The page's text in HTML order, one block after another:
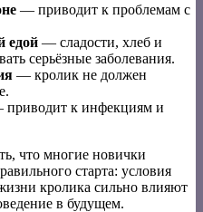
— приводит к проблемам с
едой — сладости, хлеб и
серьёзные заболевания.
— кролик не должен
к инфекциям и
что многие новички
старта: условия
кролика сильно влияют
в будущем.